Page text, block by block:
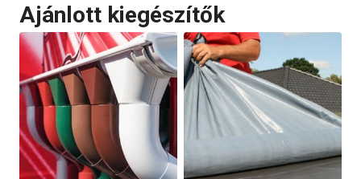
a
terméknek
több
variációja
van.
A
változatok
a
a
terméknek
több
variációja
van.
a
Ajánlott kiegészítők